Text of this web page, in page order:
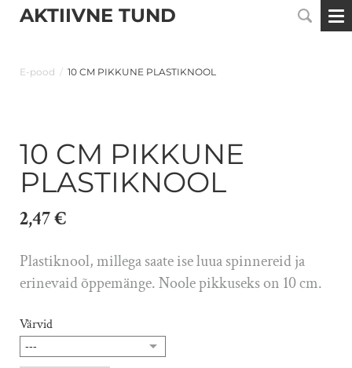
AKTIIVNE TUND
E-pood / 10 CM PIKKUNE PLASTIKNOOL
10 CM PIKKUNE
PLASTIKNOOL
2,47 €
Plastiknool, millega saate ise luua spinnereid ja
erinevaid õppemänge. Noole pikkuseks on 10 cm.
Värvid